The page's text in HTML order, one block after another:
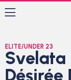
ELITE/UNDER 23
Svelata
Désirée